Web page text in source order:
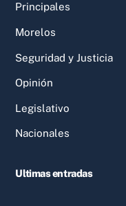
Principales
Morelos
Seguridad y Justicia
Opinión
Legislativo
Nacionales
Ultimas entradas